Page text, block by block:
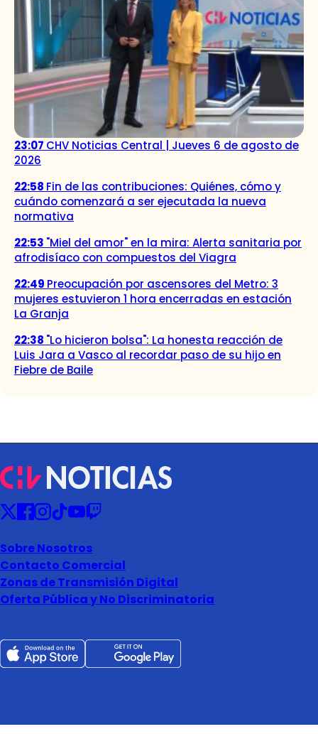
23:07 CHV Noticias Central | Jueves 6 de agosto de
2026
22:58 Fin de las contribuciones: Quiénes, cómo y
cuándo comenzará a ser ejecutada la nueva
normativa
22:53 "Miel del amor" en la mira: Alerta sanitaria por
afrodisíaco con compuestos del Viagra
22:49 Preocupación por ascensores del Metro: 3
mujeres estuvieron 1 hora encerradas en estación
La Granja
22:38 "Lo hicieron bolsa": La honesta reacción de
Luis Jara a Vasco al recordar paso de su hijo en
Fiebre de Baile
Sobre Nosotros
Contacto Comercial
Zonas de Transmisión Digital
Oferta Pública y No Discriminatoria